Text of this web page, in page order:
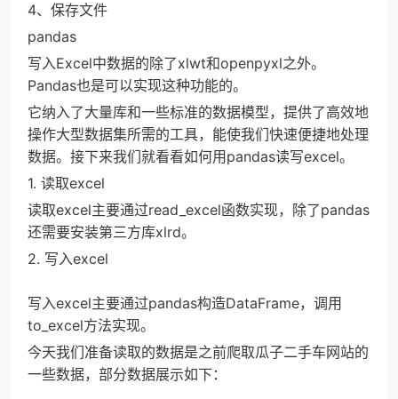
4、保存文件
pandas
写入Excel中数据的除了xlwt和openpyxl之外。
Pandas也是可以实现这种功能的。
它纳入了大量库和一些标准的数据模型，提供了高效地
操作大型数据集所需的工具，能使我们快速便捷地处理
数据。接下来我们就看看如何用pandas读写excel。
1. 读取excel
读取excel主要通过read_excel函数实现，除了pandas
还需要安装第三方库xlrd。
2. 写入excel
写入excel主要通过pandas构造DataFrame，调用
to_excel方法实现。
今天我们准备读取的数据是之前爬取瓜子二手车网站的
一些数据，部分数据展示如下：